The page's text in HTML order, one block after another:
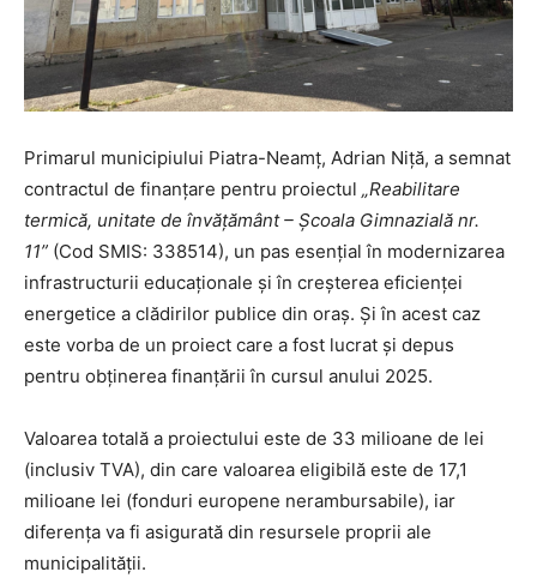
Primarul municipiului Piatra-Neamț, Adrian Niță, a semnat
contractul de finanțare pentru proiectul „Reabilitare
termică, unitate de învățământ – Școala Gimnazială nr.
11” (Cod SMIS: 338514), un pas esențial în modernizarea
infrastructurii educaționale și în creșterea eficienței
energetice a clădirilor publice din oraș. Și în acest caz
este vorba de un proiect care a fost lucrat și depus
pentru obținerea finanțării în cursul anului 2025.
Valoarea totală a proiectului este de 33 milioane de lei
(inclusiv TVA), din care valoarea eligibilă este de 17,1
milioane lei (fonduri europene nerambursabile), iar
diferența va fi asigurată din resursele proprii ale
municipalității.